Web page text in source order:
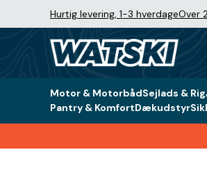
Hurtig levering, 1-3 hverdageOver
Motor & MotorbådSejlads & Rig
Pantry & KomfortDækudstyr